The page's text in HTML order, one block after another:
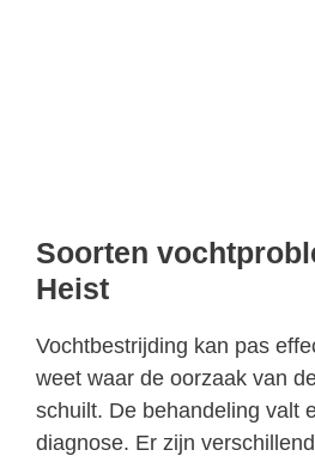
Soorten
Heist
Vochtbestrijding kan pas
weet waar de oorzaak van
schuilt. De behandeling valt
diagnose. Er zijn